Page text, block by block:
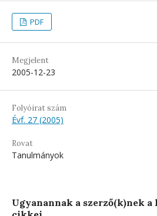
PDF
Megjelent
2005-12-23
Folyóirat szám
Évf. 27 (2005)
Rovat
Tanulmányok
Ugyanannak a szerző(k)nek